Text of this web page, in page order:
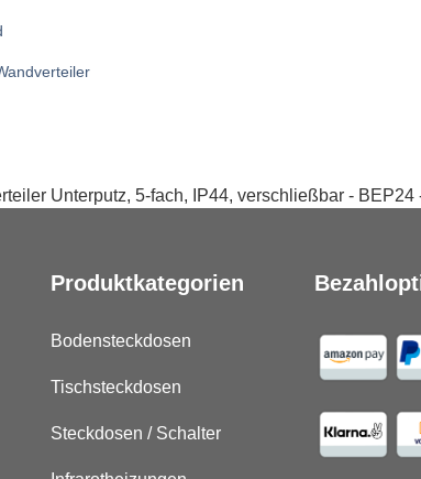
Unterputz, 5-fach, IP44, verschließbar -
Produktkategorien
Bodensteckdosen
Tischsteckdosen
Steckdosen / Schalter